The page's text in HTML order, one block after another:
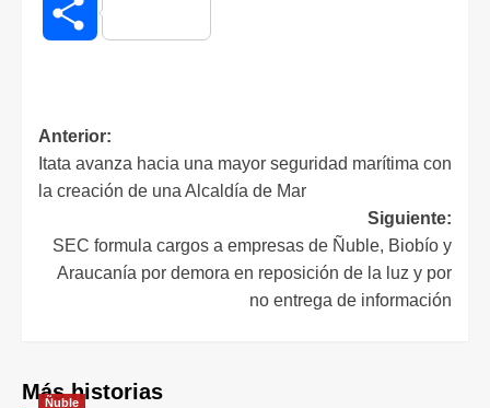
Compartir
Anterior:
Itata avanza hacia una mayor seguridad marítima con
la creación de una Alcaldía de Mar
Siguiente:
SEC formula cargos a empresas de Ñuble, Biobío y
Araucanía por demora en reposición de la luz y por
no entrega de información
Más historias
Ñuble